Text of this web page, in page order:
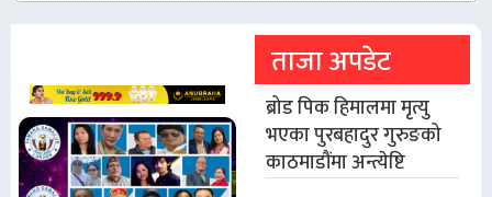
ताजा अपडेट
ब्रोड पिक हिमालमा मृत्यु
भएका पुरबहादुर गुरुङको
काठमाडौंमा अन्त्येष्टि